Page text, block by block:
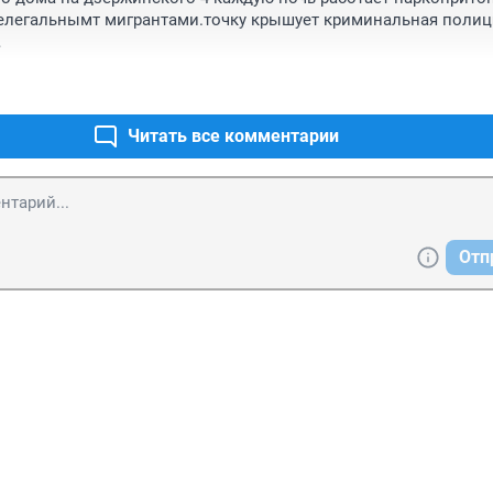
мигрантами.точку крышует криминальная
Читать все комментарии